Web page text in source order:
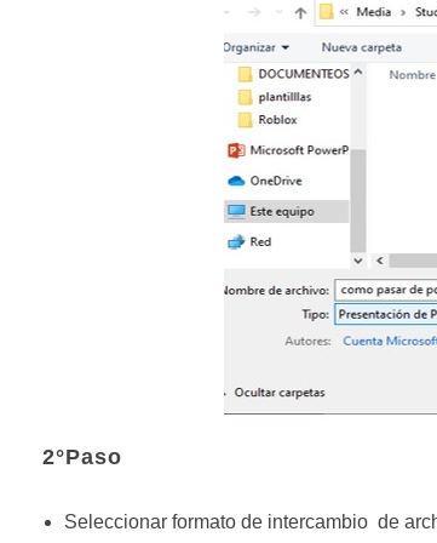
2°Paso
Seleccionar formato de intercambio de